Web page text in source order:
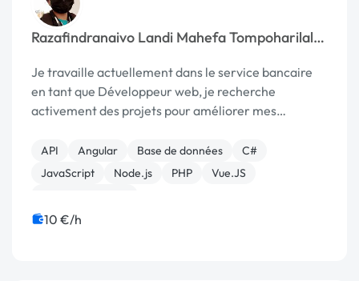
Razafindranaivo Landi Mahefa Tompoharilala
Je travaille actuellement dans le service bancaire
en tant que Développeur web, je recherche
activement des projets pour améliorer mes
horizons de connaissances, je suis à l'aise avec
TypeScript nota...
API Angular Base de données
C#
JavaScript
Node.js PHP
Vue.JS
10 €/h